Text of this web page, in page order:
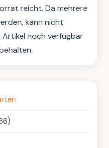
reicht. Da mehrere
kann nicht
noch verfügbar